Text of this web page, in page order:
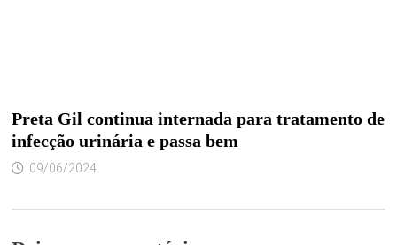
Preta Gil continua internada para tratamento de
infecção urinária e passa bem
09/06/2024